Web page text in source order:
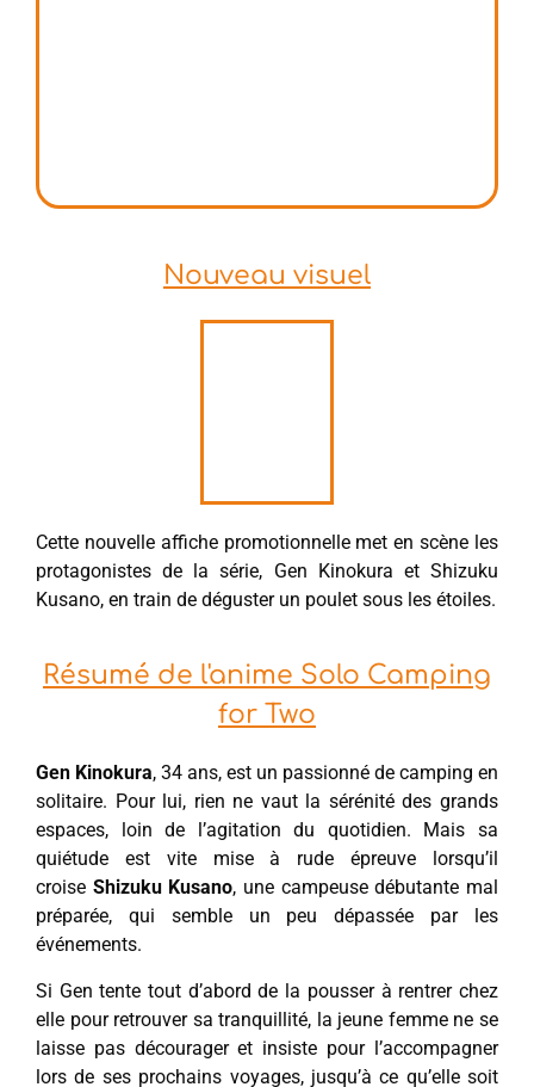
Nouveau visuel
Cette nouvelle affiche promotionnelle met en scène les
protagonistes de la série, Gen Kinokura et Shizuku
Kusano, en train de déguster un poulet sous les étoiles.
Résumé de l'anime Solo Camping
for Two
Gen Kinokura, 34 ans, est un passionné de camping en
solitaire. Pour lui, rien ne vaut la sérénité des grands
espaces, loin de l’agitation du quotidien. Mais sa
quiétude est vite mise à rude épreuve lorsqu’il
croise Shizuku Kusano, une campeuse débutante mal
préparée, qui semble un peu dépassée par les
événements.
Si Gen tente tout d’abord de la pousser à rentrer chez
elle pour retrouver sa tranquillité, la jeune femme ne se
laisse pas décourager et insiste pour l’accompagner
lors de ses prochains voyages, jusqu’à ce qu’elle soit